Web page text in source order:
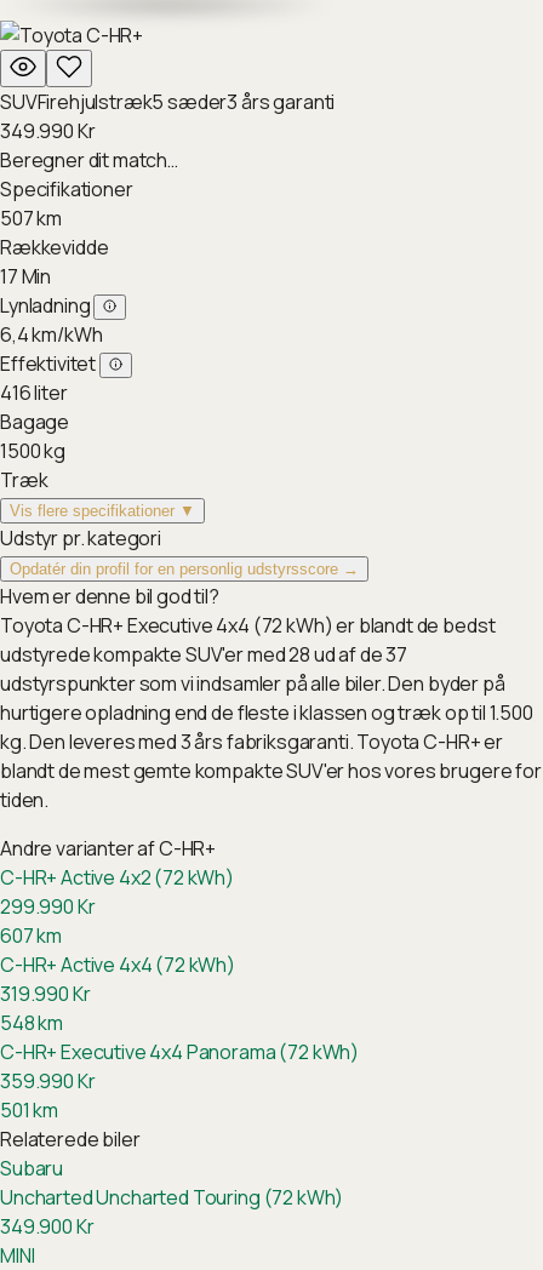
SUVFirehjulstræk5sæder3års garanti
349.990Kr
Beregner dit match…
Specifikationer
507km
Rækkevidde
17Min
Lynladning
6,4km/kWh
Effektivitet
416liter
Bagage
1500kg
Træk
Vis flere specifikationer ▼
Udstyr pr. kategori
Opdatér din profil for en personlig udstyrsscore →
Hvem er denne bil god til?
Toyota C-HR+ Executive 4x4 (72 kWh) er blandt de bedst
udstyrede kompakte SUV'er med 28 ud af de 37
udstyrspunkter som vi indsamler på alle biler. Den byder på
hurtigere opladning end de fleste i klassen og træk op til 1.500
kg. Den leveres med 3 års fabriksgaranti. Toyota C-HR+ er
blandt de mest gemte kompakte SUV'er hos vores brugere for
tiden.
Andre varianter afC-HR+
C-HR+ Active 4x2 (72 kWh)
299.990Kr
607km
C-HR+ Active 4x4 (72 kWh)
319.990Kr
548km
C-HR+ Executive 4x4 Panorama (72 kWh)
359.990Kr
501km
Relaterede biler
Subaru
UnchartedUncharted Touring (72 kWh)
349.900Kr
MINI